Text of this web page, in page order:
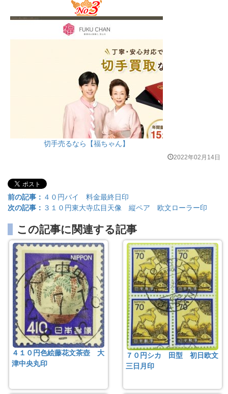
切手売るなら【福ちゃん】
2022年02月14日
前の記事： ４０円バイ 料金最終日印
次の記事： ３１０円東大寺広目天像 縦ペア 欧文ローラー印
この記事に関連する記事
４１０円色絵藤花文茶壺 大
津中央丸印
７０円シカ 田型 初日欧文
三日月印